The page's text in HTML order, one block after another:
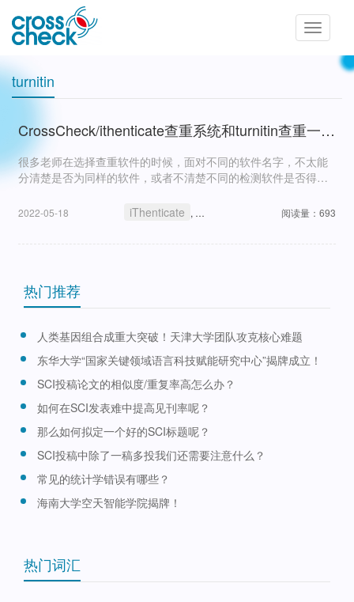
Toggle
turnitin
CrossCheck/ithenticate查重系统和turnitin查重一样吗？
很多老师在选择查重软件的时候，面对不同的软件名字，不太能
分清楚是否为同样的软件，或者不清楚不同的检测软件是否得到
一篇文章通过这二者查重，结果是否
2022-05-18 iThenticate , turnitin 检测软件 ,
阅读量：693
热门推荐
人类基因组合成重大突破！天津大学团队攻克核心难题
东华大学“国家关键领域语言科技赋能研究中心”揭牌成立！
SCI投稿论文的相似度/重复率高怎么办？
如何在SCI发表难中提高见刊率呢？
那么如何拟定一个好的SCI标题呢？
SCI投稿中除了一稿多投我们还需要注意什么？
常见的统计学错误有哪些？
海南大学空天智能学院揭牌！
热门词汇